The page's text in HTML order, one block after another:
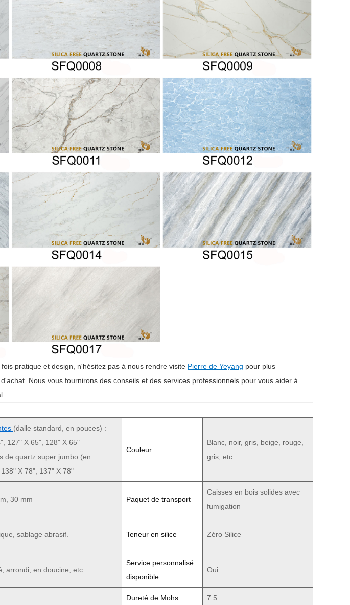
pratique et design, n'hésitez pas à nous rendre visite Pierre de Yeyang pour plus
Nous vous fournirons des conseils et des services professionnels pour vous aider à
(dalle standard, en pouces) :
127" X 65", 128" X 65"
de quartz super jumbo (en
X 78", 137" X 78"
Couleur
Blanc, noir, gris, beige, rouge,
gris, etc.
30 mm Paquet de transport
Caisses en bois solides avec
fumigation
sablage abrasif. Teneur en silice Zéro Silice
arrondi, en doucine, etc.
Service personnalisé
disponible
Oui
Dureté de Mohs 7.5